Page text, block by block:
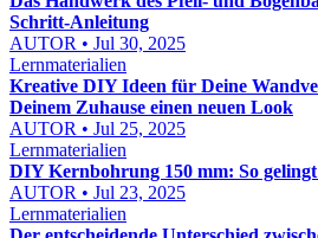
Schritt-Anleitung
AUTOR • Jul 30, 2025
Lernmaterialien
Kreative DIY Ideen für Deine
Deinem Zuhause einen neuen Look
AUTOR • Jul 25, 2025
Lernmaterialien
DIY Kernbohrung 150 mm: So gelingt
AUTOR • Jul 23, 2025
Lernmaterialien